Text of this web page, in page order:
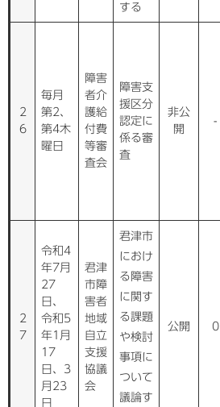
する
2
6
毎月
第2、
第4木
曜日
障害
者介
護給
付費
等審
査会
障害支
援区分
認定に
係る審
査
非公
開
-
2
7
令和4
年7月
27
日、
令和5
年1月
17
日、3
月23
日
君津
市障
害者
地域
自立
支援
協議
会
君津市
におけ
る障害
に関す
る課題
や検討
事項に
ついて
議論す
公開 0